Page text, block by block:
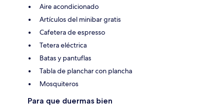
Aire acondicionado
Artículos del minibar gratis
Cafetera de espresso
Tetera eléctrica
Batas y pantuflas
Tabla de planchar con plancha
Mosquiteros
Para que duermas bien